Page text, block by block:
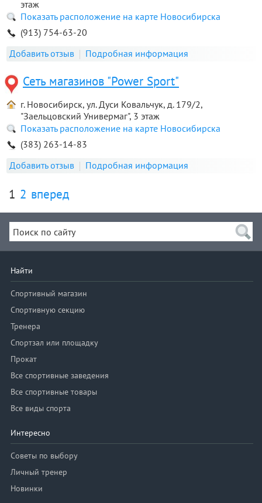
этаж
Показать расположение на карте Новосибирска
(913) 754-63-20
Добавить отзыв
Подробная информация
Сеть магазинов "Power Sport"
г. Новосибирск, ул. Дуси Ковальчук, д. 179/2,
"Заельцовский Универмаг", 3 этаж
Показать расположение на карте Новосибирска
(383) 263-14-83
Добавить отзыв
Подробная информация
1 2 вперед
Найти
Спортивный магазин
Спортивную секцию
Тренера
Спортзал или площадку
Прокат
Все спортивные заведения
Все спортивные товары
Все виды спорта
Интересно
Советы по выбору
Личный тренер
Новинки